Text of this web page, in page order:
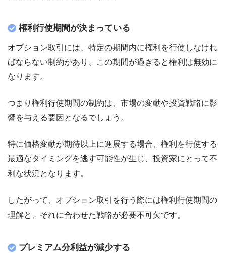
権利行使期間が決まっている
オプション取引には、特定の期間内に権利を行使しなけれ
ばならない制約があり、この期間が過ぎると権利は無効に
なります。
つまり権利行使期間の制約は、市場の変動や投資戦略に影
響を与える要因となるでしょう。
特に価格変動が期待以上に進展する場合、権利を行使する
最適なタイミングを逃す可能性が生じ、投資家にとって不
利な状況となります。
したがって、オプション取引を行う際には権利行使期間の
理解と、それに合わせた戦略が必要不可欠です。
プレミアム分利益が減少する